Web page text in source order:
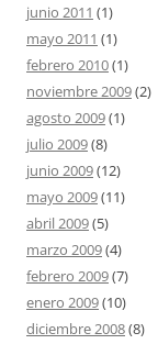
junio 2011 (1)
mayo 2011 (1)
febrero 2010(1)
noviembre 2009(2)
agosto 2009(1)
julio 2009(8)
junio 2009(12)
mayo 2009(11)
abril 2009(5)
marzo 2009(4)
febrero 2009(7)
enero 2009(10)
diciembre 2008(8)